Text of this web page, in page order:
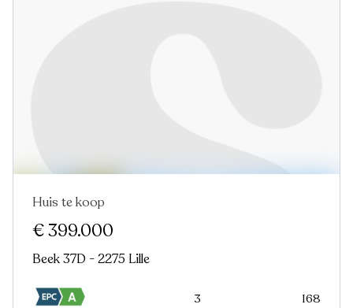
Huis te koop
€ 399.000
Beek 37D - 2275 Lille
3 168